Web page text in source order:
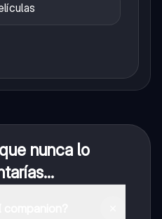
nunca lo